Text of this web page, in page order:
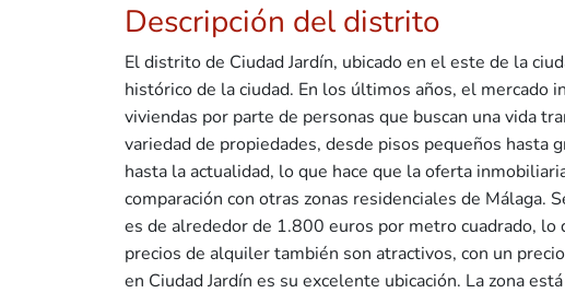
Descripción del distrito
El distrito de Ciudad Jardín, ubicado en el este de la
histórico de la ciudad. En los últimos años, el mercado
viviendas por parte de personas que buscan una vida
variedad de propiedades, desde pisos pequeños hasta
hasta la actualidad, lo que hace que la oferta
comparación con otras zonas residenciales de
es de alrededor de 1.800 euros por metro cuadrado, lo
precios de alquiler también son atractivos, con un
en Ciudad Jardín es su excelente ubicación. La zona